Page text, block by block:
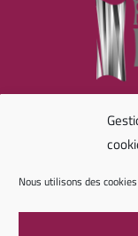
Nous utilisons des